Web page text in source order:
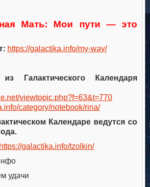
Мать: Мои пути — это
https://galactika.info/my-way/
Галактического Календаря
viewtopic.php?f=63&t=770
category/notebook/rina/
Календаре ведутся со
https://galactika.info/tzolkin/
удачи